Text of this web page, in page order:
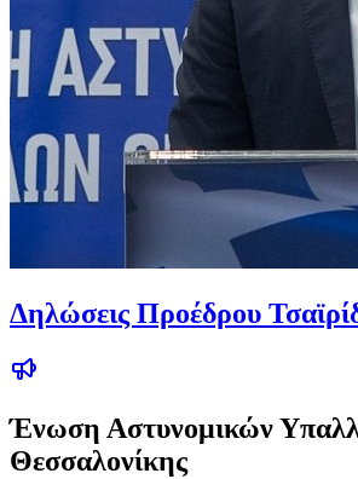
Δηλώσεις Προέδρου
Ένωση Αστυνομικών
Θεσσαλονίκης